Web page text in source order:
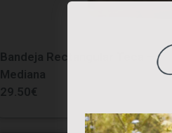
Bandeja Rectangular Teca –
Mediana
29.50€